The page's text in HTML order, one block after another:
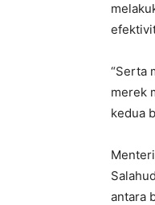
“Serta
merek
kedua
antara